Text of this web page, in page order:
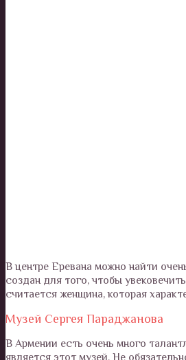
В центре Еревана можно найти
создан для того, чтобы
считается женщина, которая
Музей Сергея Параджанова
В Армении есть очень много
является этот музей. Не